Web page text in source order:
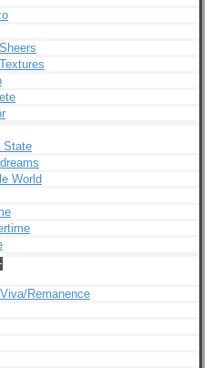
State
World
Remanence